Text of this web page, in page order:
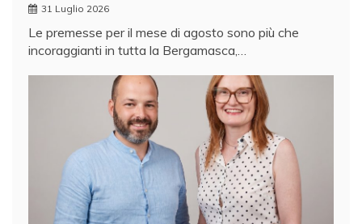
31 Luglio 2026
Le premesse per il mese di agosto sono più che
incoraggianti in tutta la Bergamasca,…